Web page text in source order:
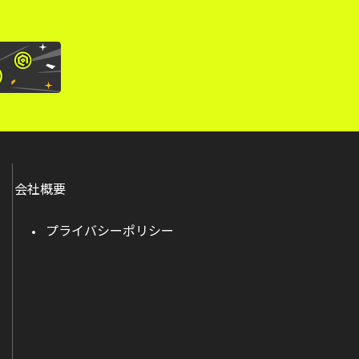
会社概要
プライバシーポリシー